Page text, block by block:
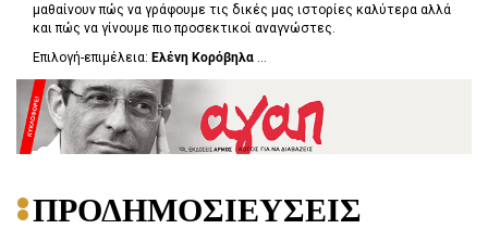
μαθαίνουν πώς να γράφουμε τις δικές μας ιστορίες καλύτερα αλλά
και πώς να γίνουμε πιο προσεκτικοί αναγνώστες.
Επιλογή-επιμέλεια: Ελένη Κορόβηλα ...
ΠΡΟΔΗΜΟΣΙΕΥΣΕΙΣ